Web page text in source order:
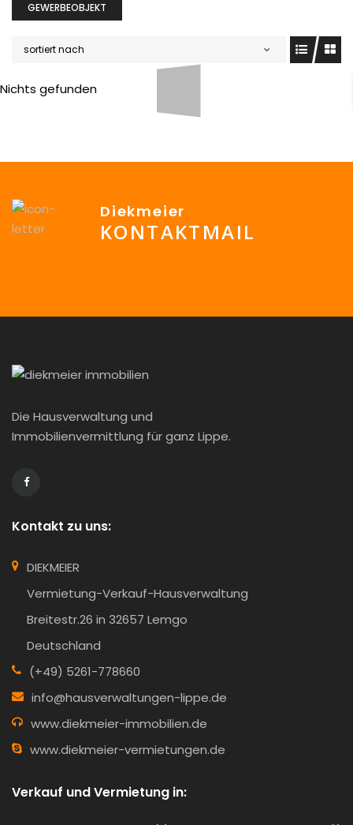
GEWERBEOBJEKT
sortiert nach
Nichts gefunden
Diekmeier
KONTAKTMAIL
Die Hausverwaltung und
Immobilienvermittlung für ganz Lippe.
Kontakt zu uns:
DIEKMEIER
Vermietung-Verkauf-Hausverwaltung
Breitestr.26 in 32657 Lemgo
Deutschland
(+49) 5261-778660
info@hausverwaltungen-lippe.de
www.diekmeier-immobilien.de
www.diekmeier-vermietungen.de
Verkauf und Vermietung in: